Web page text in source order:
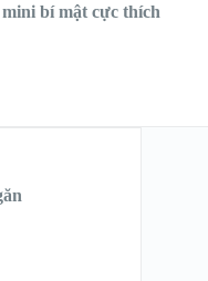
bí mật cực thích